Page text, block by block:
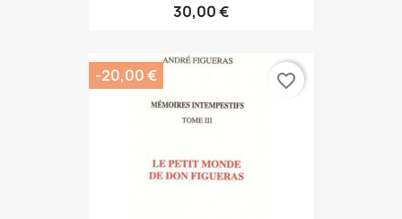
30,00 €
-20,00 € favorite_border